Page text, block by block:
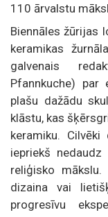
110 ārvalstu
Biennāles žūrijas
keramikas
galvenais
Pfannkuche) par
plašu dažādu
klāstu, kas
keramiku.
iepriekš
reliģisko
dizaina vai
progresīvu